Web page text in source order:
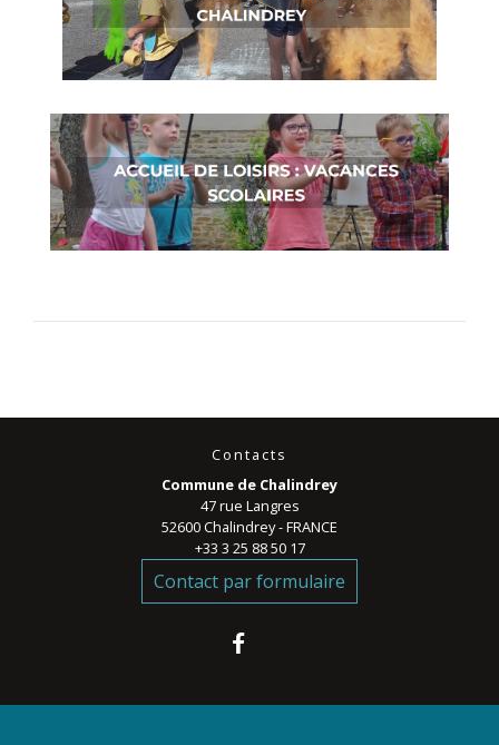
Contacts
Commune de Chalindrey
47 rue Langres
52600 Chalindrey - FRANCE
+33 3 25 88 50 17
Contact par formulaire